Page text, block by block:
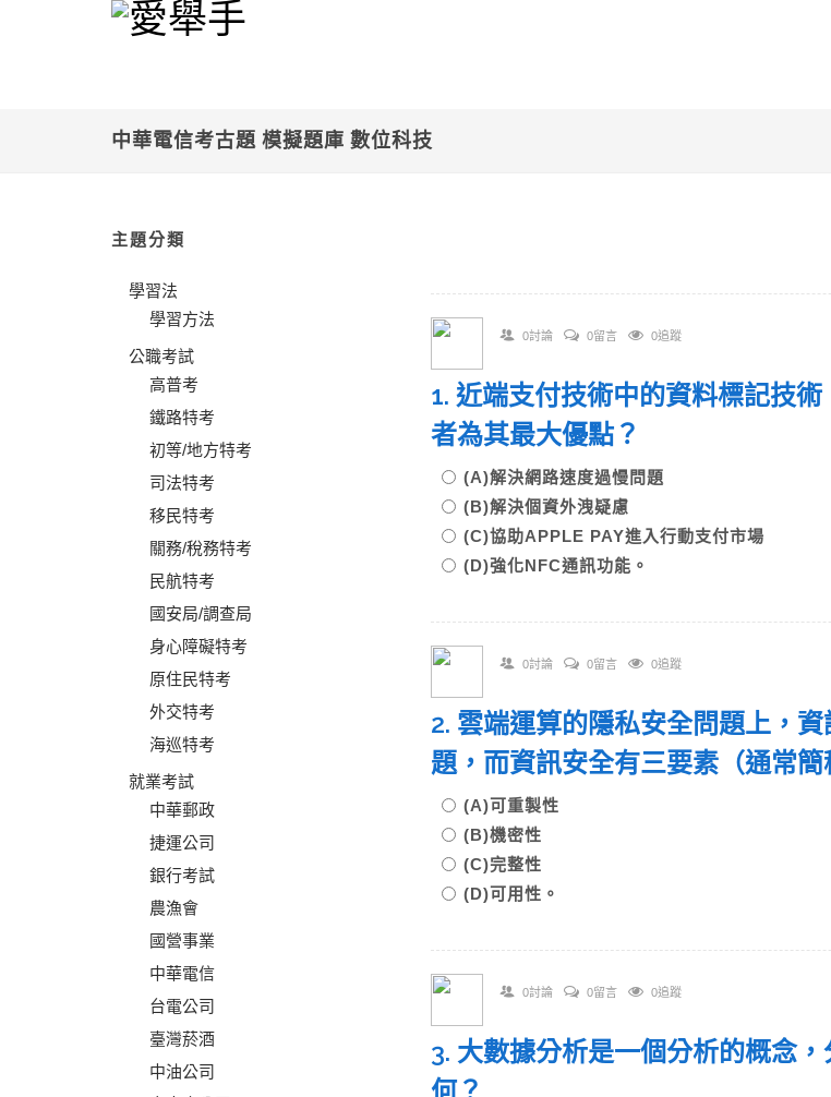
中華電信考古題 模擬題庫 數位科技
主題分類
學習法
學習方法
公職考試
高普考
鐵路特考
初等/地方特考
司法特考
移民特考
關務/稅務特考
民航特考
國安局/調查局
身心障礙特考
原住民特考
外交特考
海巡特考
就業考試
中華郵政
捷運公司
銀行考試
農漁會
國營事業
中華電信
台電公司
臺灣菸酒
中油公司
0討論 0留言 0追蹤
1. 近端支付技術中的資料標記技
者為其最大優點？
(A)解決網路速度過慢問題
(B)解決個資外洩疑慮
(C)協助APPLE PAY進入行動支付市場
(D)強化NFC通訊功能。
0討論 0留言 0追蹤
2. 雲端運算的隱私安全問題上，
題，而資訊安全有三要素（通常
(A)可重製性
(B)機密性
(C)完整性
(D)可用性。
0討論 0留言 0追蹤
3. 大數據分析是一個分析的概念